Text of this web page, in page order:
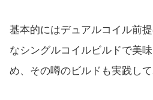
基本的にはデュアルコイル前
なシングルコイルビルドで美
め、その噂のビルドも実践して